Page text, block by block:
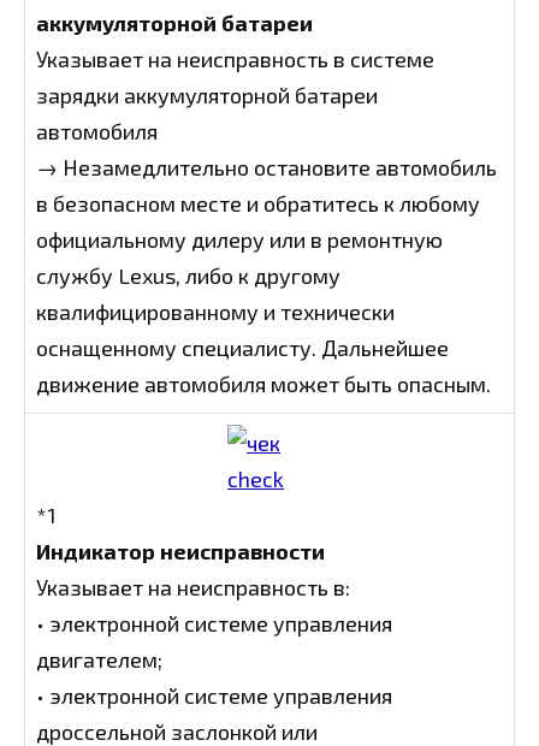
аккумуляторной батареи
Указывает на неисправность в системе
зарядки аккумуляторной батареи
автомобиля
→ Незамедлительно остановите автомобиль
в безопасном месте и обратитесь к любому
официальному дилеру или в ремонтную
службу Lexus, либо к другому
квалифицированному и технически
оснащенному специалисту. Дальнейшее
движение автомобиля может быть опасным.
*1
Индикатор неисправности
Указывает на неисправность в:
• электронной системе управления
двигателем;
• электронной системе управления
дроссельной заслонкой или